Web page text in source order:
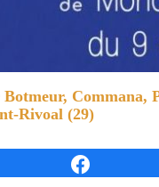
Botmeur, Commana,
Rivoal (29)